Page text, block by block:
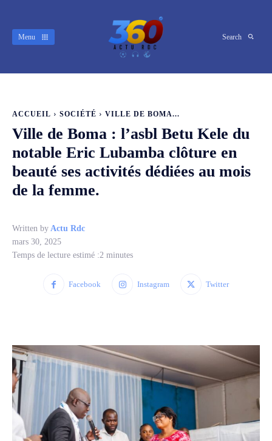
Menu Search
ACCUEIL SOCIÉTÉ VILLE DE BOMA...
Ville de Boma : l’asbl Betu Kele du
notable Eric Lubamba clôture en
beauté ses activités dédiées au mois
de la femme.
Written by Actu Rdc
mars 30, 2025
Temps de lecture estimé :2 minutes
Facebook Instagram Twitter